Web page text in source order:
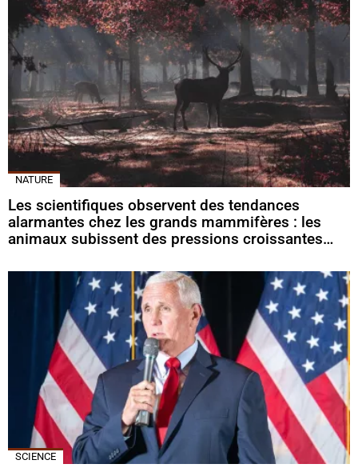
NATURE
Les scientifiques observent des tendances
alarmantes chez les grands mammifères : les
animaux subissent des pressions croissantes…
SCIENCE